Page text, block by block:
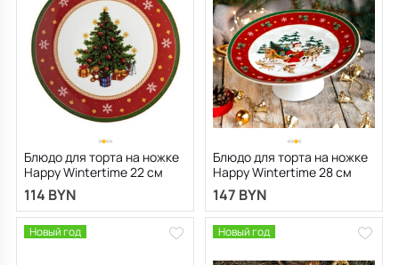
Блюдо для торта на ножке
Happy Wintertime 22 см
114 BYN
Блюдо для торта на ножке
Happy Wintertime 28 см
147 BYN
Новый год Новый год